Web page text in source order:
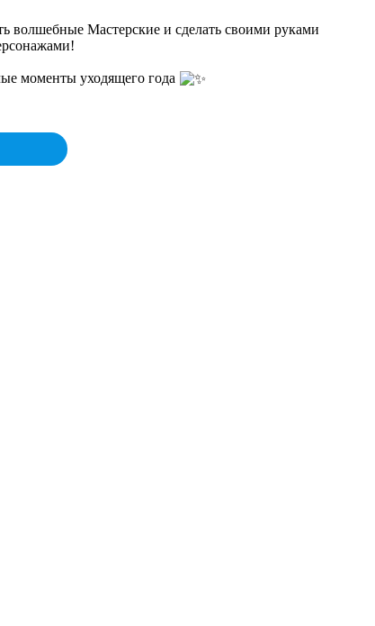
волшебные Мастерские и сделать своими руками
моменты уходящего года